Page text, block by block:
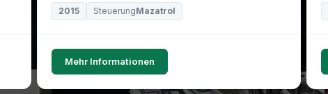
2015 SteuerungMazatrol
Mehr Informationen